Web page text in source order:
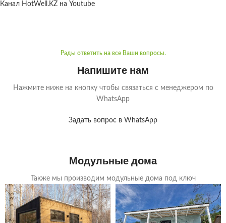
Канал HotWell.KZ на Youtube
Рады ответить на все Ваши вопросы.
Напишите нам
Нажмите ниже на кнопку чтобы связаться с менеджером по
WhatsApp
Задать вопрос в WhatsApp
Модульные дома
Также мы производим модульные дома под ключ